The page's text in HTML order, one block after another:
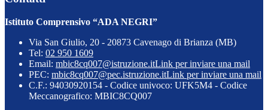
Istituto Comprensivo “ADA NEGRI”
Via San Giulio, 20 - 20873 Cavenago di Brianza (MB)
Tel: 02 950 1609
Email: mbic8cq007@istruzione.itLink per inviare una mail
PEC: mbic8cq007@pec.istruzione.itLink per inviare una mail
C.F.: 94030920154 - Codice univoco: UFK5M4 - Codice
Meccanografico: MBIC8CQ007